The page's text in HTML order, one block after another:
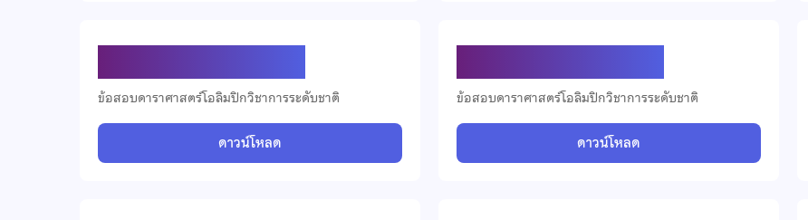
ข้อสอบดาราศาสตร์โอลิมปิกวิชาการระดับชาติ
ดาวน์โหลด
ข้อสอบดาราศาสตร์โอลิมปิกวิชาการระดับชาติ
ดาวน์โหลด